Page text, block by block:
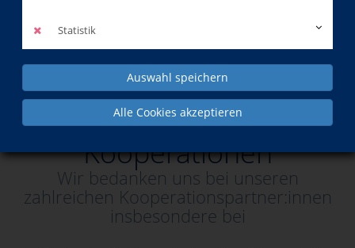
Statistik
Auswahl speichern
Alle Cookies akzeptieren
Kooperationen
Kooperationen
Wir bedanken uns bei unseren
zahlreichen Kooperationspartner:innen
insbesondere bei